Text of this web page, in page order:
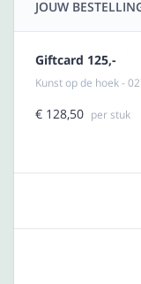
JOUW
Giftcard 125,-
Kunst op de hoek -
€ 128,50 per stuk